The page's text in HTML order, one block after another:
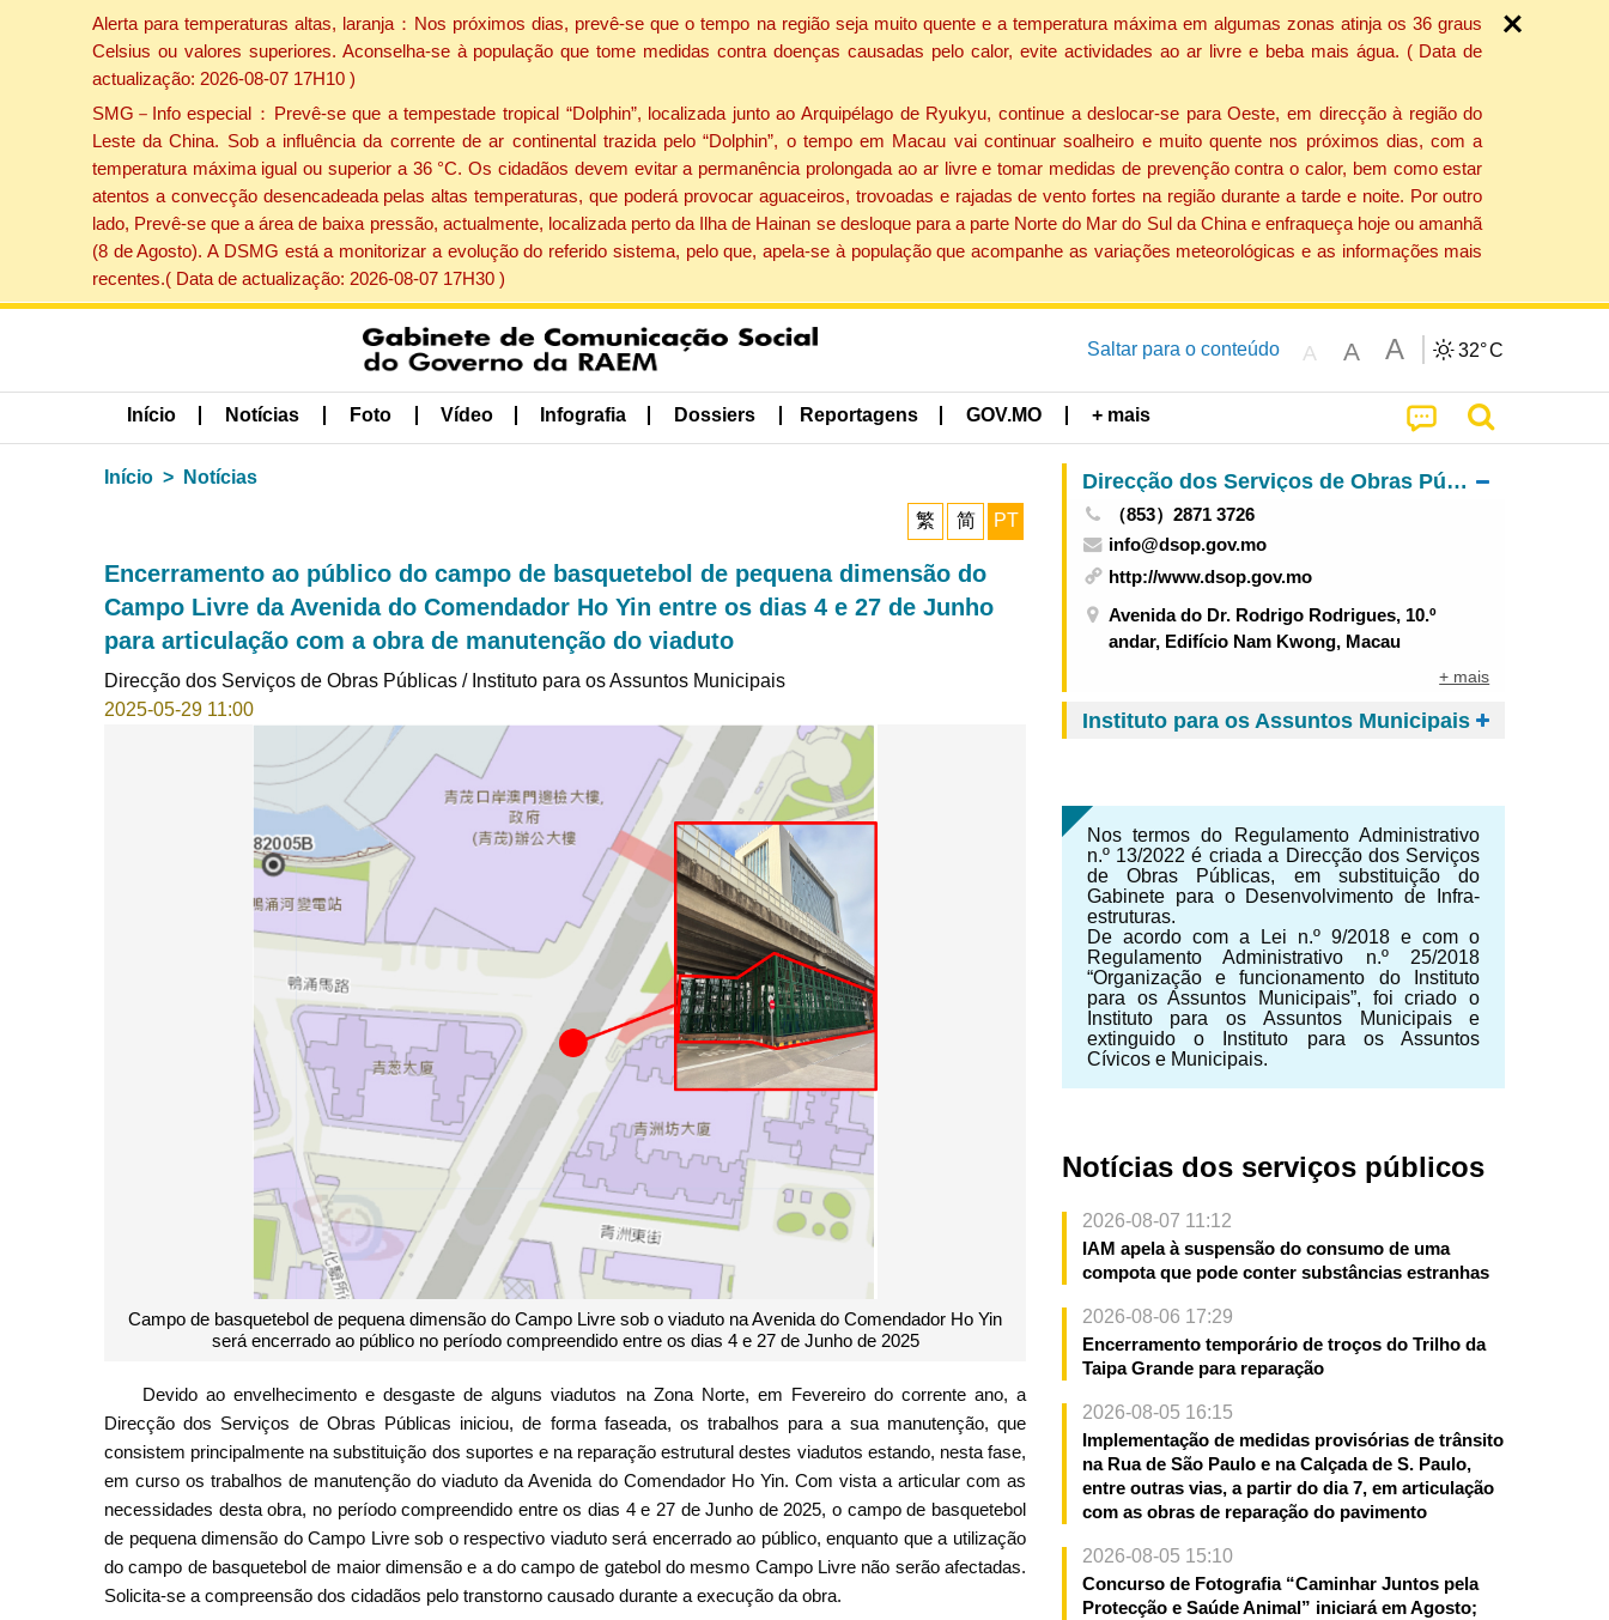
Alerta para temperaturas altas, laranja：Nos próximos dias, prevê-se que o tempo na região seja muito quente e a temperatura máxima em algumas zonas atinja os 36 graus
Celsius ou valores superiores. Aconselha-se à população que tome medidas contra doenças causadas pelo calor, evite actividades ao ar livre e beba mais água. ( Data de
actualização: 2026-08-07 17H10 )
SMG－Info especial：Prevê-se que a tempestade tropical “Dolphin”, localizada junto ao Arquipélago de Ryukyu, continue a deslocar-se para Oeste, em direcção à região do
Leste da China. Sob a influência da corrente de ar continental trazida pelo “Dolphin”, o tempo em Macau vai continuar soalheiro e muito quente nos próximos dias, com a
temperatura máxima igual ou superior a 36 °C. Os cidadãos devem evitar a permanência prolongada ao ar livre e tomar medidas de prevenção contra o calor, bem como estar
atentos a convecção desencadeada pelas altas temperaturas, que poderá provocar aguaceiros, trovoadas e rajadas de vento fortes na região durante a tarde e noite. Por outro
lado, Prevê-se que a área de baixa pressão, actualmente, localizada perto da Ilha de Hainan se desloque para a parte Norte do Mar do Sul da China e enfraqueça hoje ou amanhã
(8 de Agosto). A DSMG está a monitorizar a evolução do referido sistema, pelo que, apela-se à população que acompanhe as variações meteorológicas e as informações mais
recentes.( Data de actualização: 2026-08-07 17H30 )
Saltar para o conteúdo A A A 32°C
Início Notícias Foto Vídeo Infografia Dossiers Reportagens GOV.MO + mais
Início Notícias
繁 简 PT
Encerramento ao público do campo de basquetebol de pequena dimensão do
Campo Livre da Avenida do Comendador Ho Yin entre os dias 4 e 27 de Junho
para articulação com a obra de manutenção do viaduto
Direcção dos Serviços de Obras Públicas / Instituto para os Assuntos Municipais
2025-05-29 11:00
Campo de basquetebol de pequena dimensão do Campo Livre sob o viaduto na Avenida do Comendador Ho Yin
será encerrado ao público no período compreendido entre os dias 4 e 27 de Junho de 2025
Devido ao envelhecimento e desgaste de alguns viadutos na Zona Norte, em Fevereiro do corrente ano, a
Direcção dos Serviços de Obras Públicas iniciou, de forma faseada, os trabalhos para a sua manutenção, que
consistem principalmente na substituição dos suportes e na reparação estrutural destes viadutos estando, nesta fase,
em curso os trabalhos de manutenção do viaduto da Avenida do Comendador Ho Yin. Com vista a articular com as
necessidades desta obra, no período compreendido entre os dias 4 e 27 de Junho de 2025, o campo de basquetebol
de pequena dimensão do Campo Livre sob o respectivo viaduto será encerrado ao público, enquanto que a utilização
do campo de basquetebol de maior dimensão e a do campo de gatebol do mesmo Campo Livre não serão afectadas.
Solicita-se a compreensão dos cidadãos pelo transtorno causado durante a execução da obra.
Direcção dos Serviços de Obras Públicas
（853）2871 3726
info@dsop.gov.mo
http://www.dsop.gov.mo
Avenida do Dr. Rodrigo Rodrigues, 10.º
andar, Edifício Nam Kwong, Macau
+ mais
Instituto para os Assuntos Municipais
Nos termos do Regulamento Administrativo
n.º 13/2022 é criada a Direcção dos Serviços
de Obras Públicas, em substituição do
Gabinete para o Desenvolvimento de Infra-
estruturas.
De acordo com a Lei n.º 9/2018 e com o
Regulamento Administrativo n.º 25/2018
“Organização e funcionamento do Instituto
para os Assuntos Municipais”, foi criado o
Instituto para os Assuntos Municipais e
extinguido o Instituto para os Assuntos
Cívicos e Municipais.
Notícias dos serviços públicos
2026-08-07 11:12
IAM apela à suspensão do consumo de uma
compota que pode conter substâncias estranhas
2026-08-06 17:29
Encerramento temporário de troços do Trilho da
Taipa Grande para reparação
2026-08-05 16:15
Implementação de medidas provisórias de trânsito
na Rua de São Paulo e na Calçada de S. Paulo,
entre outras vias, a partir do dia 7, em articulação
com as obras de reparação do pavimento
2026-08-05 15:10
Concurso de Fotografia “Caminhar Juntos pela
Protecção e Saúde Animal” iniciará em Agosto;